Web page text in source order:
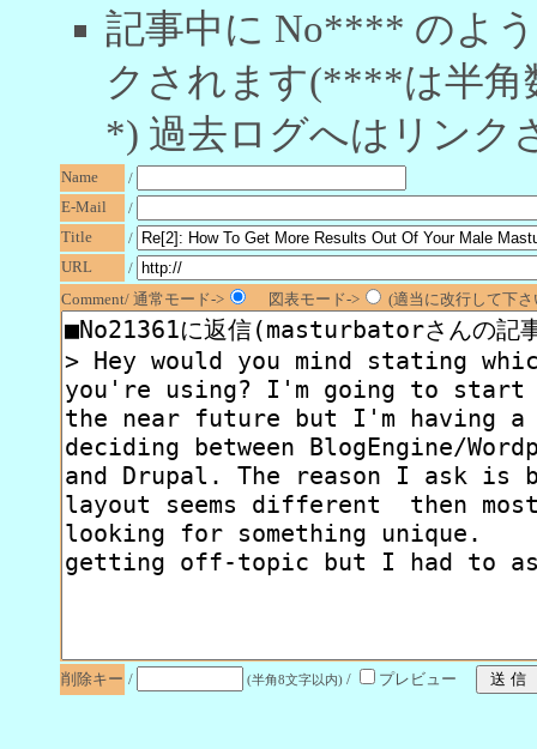
記事中に No**** のよ
クされます(****は半角
*) 過去ログへはリンク
Name
/
E-Mail
/
Title
/
URL
/
Comment/ 通常モード->
図表モード-> (適当に改行して下
削除キー / (半角8文字以内) / プレビュー